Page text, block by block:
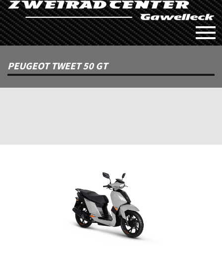
PEUGEOT TWEET 50 GT